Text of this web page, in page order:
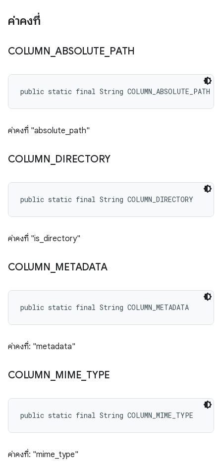
ค่าคงที่
COLUMN _ABSOLUTE PATH
public static final String COLUMN_ABSOLUTE_PATH
ค่าคงที่ "absolute_path"
COLUMN DIRECTORY
public static final String COLUMN_DIRECTORY
ค่าคงที่ "is_directory"
COLUMN METADATA
public static final String COLUMN_METADATA
ค่าคงที่: "metadata"
COLUMN MIME TYPE
public static final String COLUMN_MIME_TYPE
ค่าคงที่: "mime_type"